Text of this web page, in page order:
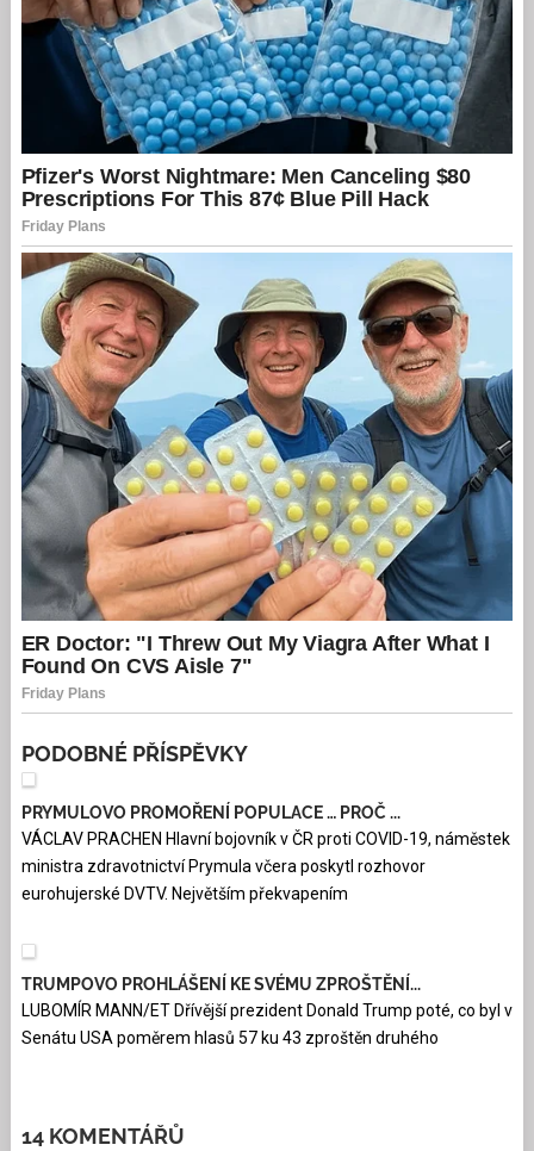
PODOBNÉ PŘÍSPĚVKY
PRYMULOVO PROMOŘENÍ POPULACE … PROČ ...
VÁCLAV PRACHEN Hlavní bojovník v ČR proti COVID-19, náměstek
ministra zdravotnictví Prymula včera poskytl rozhovor
eurohujerské DVTV. Největším překvapením
TRUMPOVO PROHLÁŠENÍ KE SVÉMU ZPROŠTĚNÍ...
LUBOMÍR MANN/ET Dřívější prezident Donald Trump poté, co byl v
Senátu USA poměrem hlasů 57 ku 43 zproštěn druhého
14 KOMENTÁŘŮ